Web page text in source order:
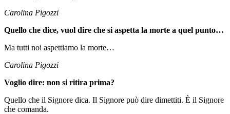
Carolina Pigozzi
Quello che dice, vuol dire che si aspetta la morte a quel punto…
Ma tutti noi aspettiamo la morte…
Carolina Pigozzi
Voglio dire: non si ritira prima?
Quello che il Signore dica. Il Signore può dire dimettiti. È il Signore
che comanda.